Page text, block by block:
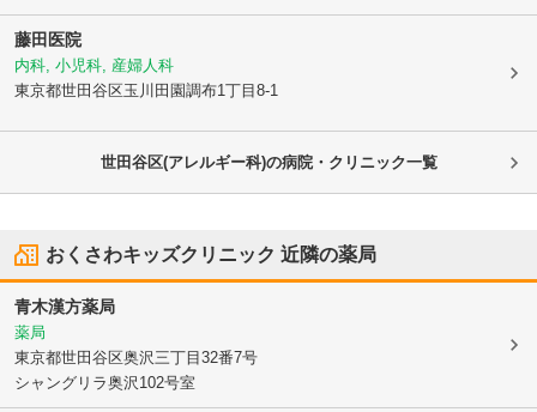
藤田医院
内科, 小児科, 産婦人科
東京都世田谷区玉川田園調布1丁目8-1
世田谷区(アレルギー科)の病院・クリニック一覧
おくさわキッズクリニック 近隣の薬局
青木漢方薬局
薬局
東京都世田谷区奥沢三丁目32番7号
シャングリラ奥沢102号室